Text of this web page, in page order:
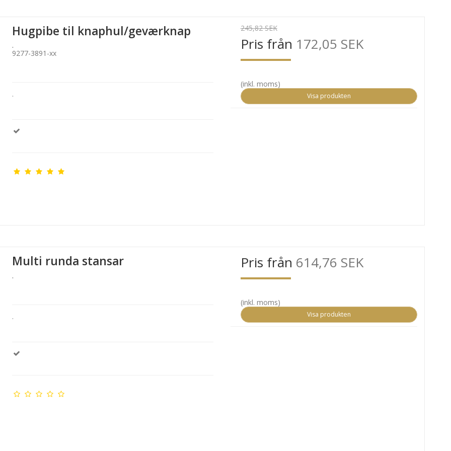
Hugpibe til knaphul/geværknap
.
9277-3891-xx
.
245,82 SEK
Pris från 172,05 SEK
(inkl. moms)
Visa produkten
Multi runda stansar
.
.
Pris från 614,76 SEK
(inkl. moms)
Visa produkten